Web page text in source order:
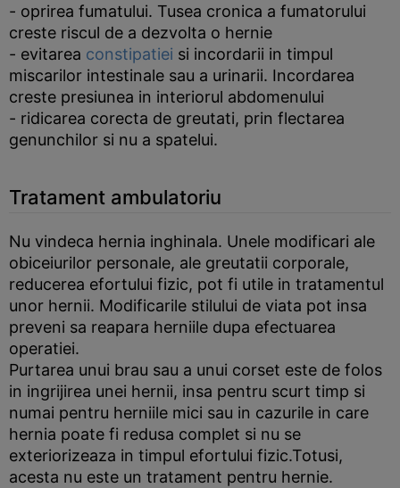
- oprirea fumatului. Tusea cronica a fumatorului
creste riscul de a dezvolta o hernie
- evitarea constipatiei si incordarii in timpul
miscarilor intestinale sau a urinarii. Incordarea
creste presiunea in interiorul abdomenului
- ridicarea corecta de greutati, prin flectarea
genunchilor si nu a spatelui.
Tratament ambulatoriu
Nu vindeca hernia inghinala. Unele modificari ale
obiceiurilor personale, ale greutatii corporale,
reducerea efortului fizic, pot fi utile in tratamentul
unor hernii. Modificarile stilului de viata pot insa
preveni sa reapara herniile dupa efectuarea
operatiei.
Purtarea unui brau sau a unui corset este de folos
in ingrijirea unei hernii, insa pentru scurt timp si
numai pentru herniile mici sau in cazurile in care
hernia poate fi redusa complet si nu se
exteriorizeaza in timpul efortului fizic.Totusi,
acesta nu este un tratament pentru hernie.